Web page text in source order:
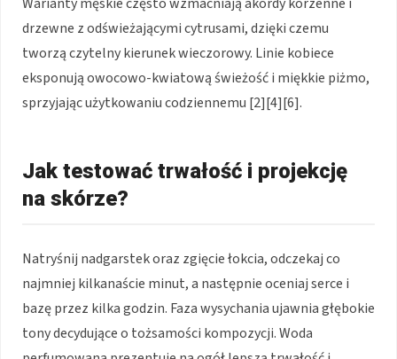
drzewne z odświeżającymi cytrusami, dzięki czemu
tworzą czytelny kierunek wieczorowy. Linie kobiece
eksponują owocowo-kwiatową świeżość i miękkie piżmo,
sprzyjając użytkowaniu codziennemu [2][4][6].
Jak testować trwałość i projekcję
na skórze?
Natryśnij nadgarstek oraz zgięcie łokcia, odczekaj co
najmniej kilkanaście minut, a następnie oceniaj serce i
bazę przez kilka godzin. Faza wysychania ujawnia głębokie
tony decydujące o tożsamości kompozycji. Woda